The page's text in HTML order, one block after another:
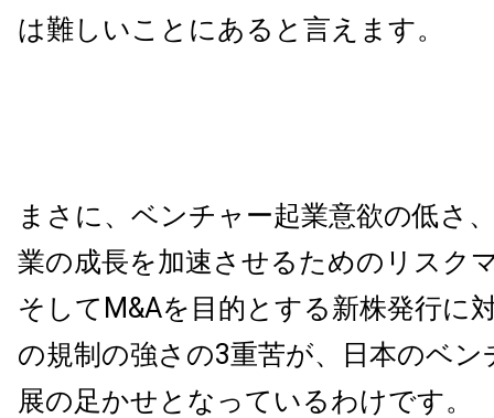
は難しいことにあると言えます。
まさに、ベンチャー起業意欲の低さ
業の成長を加速させるためのリスク
そしてM&Aを目的とする新株発行に
の規制の強さの3重苦が、日本のベン
展の足かせとなっているわけです。